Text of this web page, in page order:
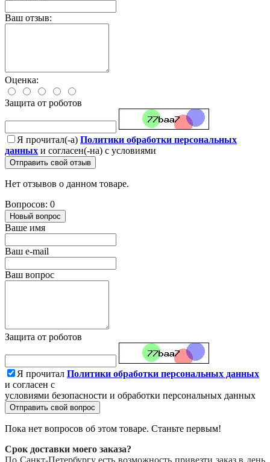
Ваш отзыв:
Оценка:
Защита от роботов
Я прочитал(-а) Политики обработки персональных
данных и согласен(-на) с условиями
Отправить свой отзыв
Нет отзывов о данном товаре.
Вопросов: 0
Новый вопрос
Ваше имя
Ваш e-mail
Ваш вопрос
Защита от роботов
Я прочитал Политики обработки персональных данных
и согласен с
условиями безопасности и обработки персональных данных
Отправить свой вопрос
Пока нет вопросов об этом товаре. Станьте первым!
Срок доставки моего заказа?
По Санкт-Петербургу есть возможность привезти заказ в день